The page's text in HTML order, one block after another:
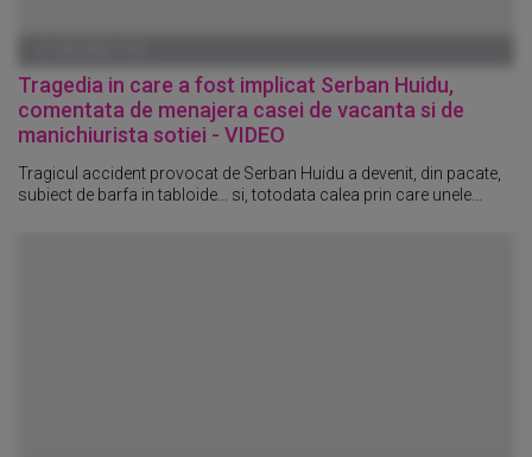
Tragedia in care a fost implicat Serban Huidu,
comentata de menajera casei de vacanta si de
manichiurista sotiei - VIDEO
Tragicul accident provocat de Serban Huidu a devenit, din pacate,
subiect de barfa in tabloide... si, totodata calea prin care unele...